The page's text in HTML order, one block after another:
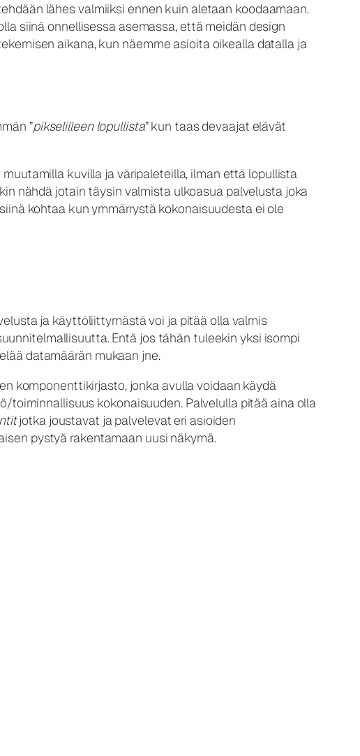
lähes valmiiksi ennen kuin aletaan koodaamaan.
siinä onnellisessa asemassa, että meidän design
aikana, kun näemme asioita oikealla datalla ja
”pikselilleen lopullista” kun taas devaajat elävät
kuvilla ja väripaleteilla, ilman että lopullista
nähdä jotain täysin valmista ulkoasua palvelusta joka
kohtaa kun ymmärrystä kokonaisuudesta ei ole
ja käyttöliittymästä voi ja pitää olla valmis
Entä jos tähän tuleekin yksi isompi
datamäärän mukaan jne.
komponenttikirjasto, jonka avulla voidaan käydä
kokonaisuuden. Palvelulla pitää aina olla
jotka joustavat ja palvelevat eri asioiden
pystyä rakentamaan uusi näkymä.